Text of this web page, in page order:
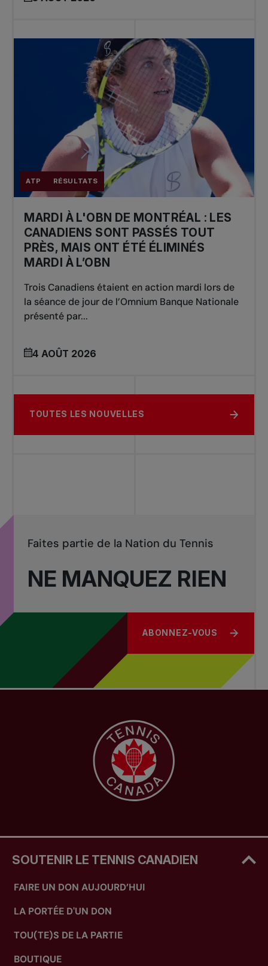
ATP RÉSULTATS
MARDI À L'OBN DE MONTRÉAL : LES
CANADIENS SONT PASSÉS TOUT
PRÈS, MAIS ONT ÉTÉ ÉLIMINÉS
MARDI À L’OBN
Trois Canadiens étaient en action mardi lors de
la séance de jour de l’Omnium Banque Nationale
présenté par...
4 AOÛT 2026
TOUTES LES NOUVELLES
NE MANQUEZ RIEN
Faites partie de la Nation du Tennis
ABONNEZ-VOUS
SOUTENIR LE TENNIS CANADIEN
FAIRE UN DON AUJOURD’HUI
LA PORTÉE D'UN DON
TOU(TE)S DE LA PARTIE
BOUTIQUE